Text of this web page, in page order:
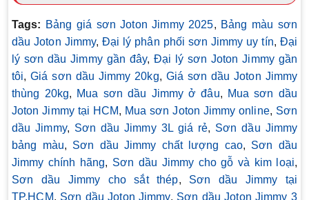
Tags: Bảng giá sơn Joton Jimmy 2025, Bảng màu sơn
dầu Joton Jimmy,Đại lý phân phối sơn Jimmy uy tín, Đại
lý sơn dầu Jimmy gần đây, Đại lý sơn Joton Jimmy gần
tôi,Giá sơn dầu Jimmy 20kg, Giá sơn dầu Joton Jimmy
thùng 20kg, Mua sơn dầu Jimmy ở đâu, Mua sơn dầu
Joton Jimmy tại HCM, Mua sơn Joton Jimmy online, Sơn
dầu Jimmy, Sơn dầu Jimmy 3L giá rẻ, Sơn dầu Jimmy
bảng màu, Sơn dầu Jimmy chất lượng cao, Sơn dầu
Jimmy chính hãng, Sơn dầu Jimmy cho gỗ và kim loại,
Sơn dầu Jimmy cho sắt thép, Sơn dầu Jimmy tại
TP.HCM, Sơn dầu Joton Jimmy, Sơn dầu Joton Jimmy 3